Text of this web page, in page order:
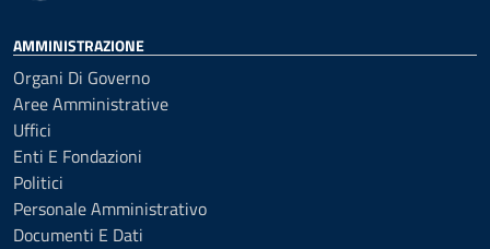
AMMINISTRAZIONE
Organi Di Governo
Aree Amministrative
Uffici
Enti E Fondazioni
Politici
Personale Amministrativo
Documenti E Dati